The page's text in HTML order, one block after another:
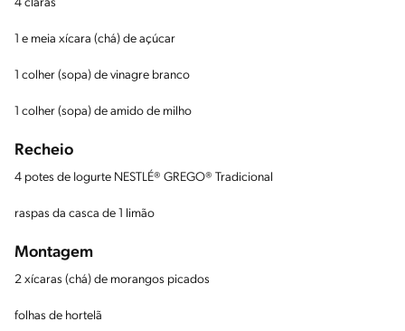
4 claras
1 e meia xícara (chá) de açúcar
1 colher (sopa) de vinagre branco
1 colher (sopa) de amido de milho
Recheio
4 potes de Iogurte NESTLÉ® GREGO® Tradicional
raspas da casca de 1 limão
Montagem
2 xícaras (chá) de morangos picados
folhas de hortelã